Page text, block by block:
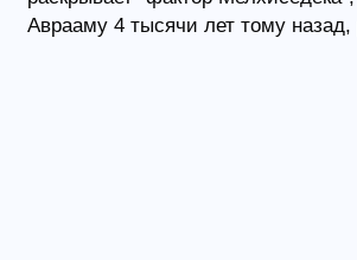
Аврааму 4 тысячи лет тому